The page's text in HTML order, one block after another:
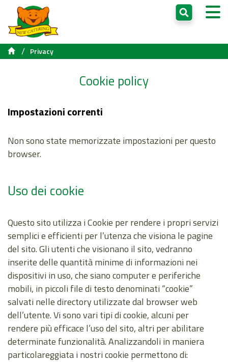
/ Privacy
Cookie policy
Impostazioni correnti
Non sono state memorizzate impostazioni per questo
browser.
Uso dei cookie
Questo sito utilizza i Cookie per rendere i propri servizi
semplici e efficienti per l’utenza che visiona le pagine
del sito. Gli utenti che visionano il sito, vedranno
inserite delle quantità minime di informazioni nei
dispositivi in uso, che siano computer e periferiche
mobili, in piccoli file di testo denominati “cookie”
salvati nelle directory utilizzate dal browser web
dell’utente. Vi sono vari tipi di cookie, alcuni per
rendere più efficace l’uso del sito, altri per abilitare
determinate funzionalità. Analizzandoli in maniera
particolareggiata i nostri cookie permettono di: